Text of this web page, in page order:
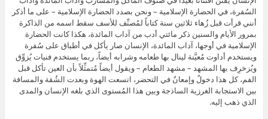
السُفرة، في الحضارة الإسلامية – ونحن بصدد الحضارة الإسلامية – على ما أذكر
أنني قرأت قبل زُهاء ثلاثين سنة كتاباً لمُصنِّف للأسف سقط اسمه من الذاكرة
بمرور الأيام والسنين ذكر مائتي أدب من آداب المائدة، هكذا كانت الحضارة
الإسلامية في أوجها، آداب المائدة، الإنسان صار يأكل في أطباق على سُفرة
ويستخدم أداوت مُعيَّنة لينال بها طعامه وشرابه أيضاً، ربما يستخدم فنيات يُزوِّق
ويُزخرِف بها المشهد – مشهد الطعام – ويقول أيضاً مُتمثِّلاً بأن العين تأكل قبل
الفم، كل هذا دخولٌ وإمعانٌ في التحضر، اتسعت الهوة وبعدت الشُقة والمسافة
بين الاستجابة الغرزية الساذجة وبين هذا المُستوى الذي بلغه الإنسان والمدى
الذي ذهب إليه.